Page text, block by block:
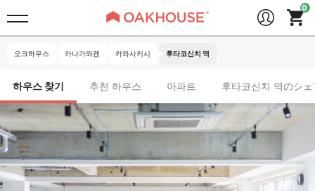
오크하우스 카나가와켄 카와사키시 후타코신치 역
하우스 찾기 추천 하우스 아파트 후타코신치 역のシ